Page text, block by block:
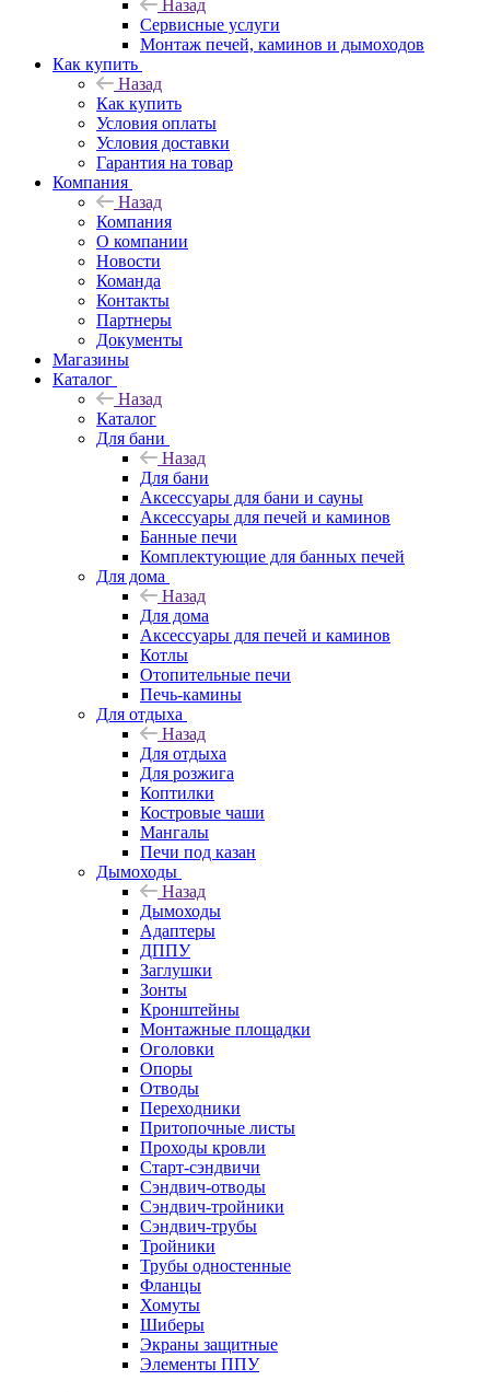
Назад
Сервисные услуги
Монтаж печей, каминов и дымоходов
Как купить
Назад
Как купить
Условия оплаты
Условия доставки
Гарантия на товар
Компания
Назад
Компания
О компании
Новости
Команда
Контакты
Партнеры
Документы
Магазины
Каталог
Назад
Каталог
Для бани
Назад
Для бани
Аксессуары для бани и сауны
Аксессуары для печей и каминов
Банные печи
Комплектующие для банных печей
Для дома
Назад
Для дома
Аксессуары для печей и каминов
Котлы
Отопительные печи
Печь-камины
Для отдыха
Назад
Для отдыха
Для розжига
Коптилки
Костровые чаши
Мангалы
Печи под казан
Дымоходы
Назад
Дымоходы
Адаптеры
ДППУ
Заглушки
Зонты
Кронштейны
Монтажные площадки
Оголовки
Опоры
Отводы
Переходники
Притопочные листы
Проходы кровли
Старт-сэндвичи
Сэндвич-отводы
Сэндвич-тройники
Сэндвич-трубы
Тройники
Трубы одностенные
Фланцы
Хомуты
Шиберы
Экраны защитные
Элементы ППУ